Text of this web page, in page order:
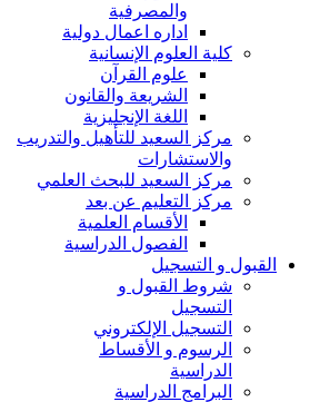
والمصرفية
اداره اعمال دولية
كلية العلوم الإنسانية
علوم القرآن
الشريعة والقانون
اللغة الإنجليزية
مركز السعيد للتأهيل والتدريب
والاستشارات
مركز السعيد للبحث العلمي
مركز التعليم عن بعد
الأقسام العلمية
الفصول الدراسية
القبول و التسجيل
شروط القبول و
التسجيل
التسجيل الإلكتروني
الرسوم و الأقساط
الدراسية
البرامج الدراسية